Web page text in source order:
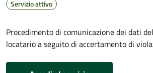
Servizio attivo
Procedimento di comunicazione dei dati
locatario a seguito di accertamento di